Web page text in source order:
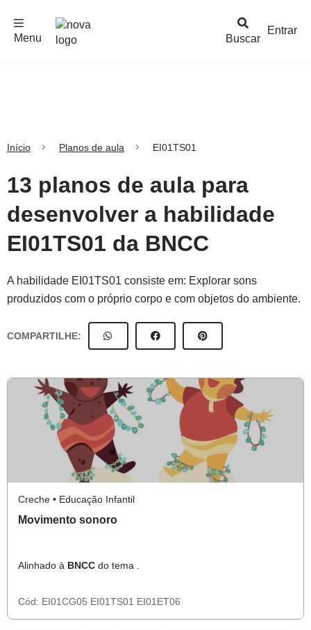
Buscar
Menu
Entrar
Início Planos de aula EI01TS01
13 planos de aula para
desenvolver a habilidade
EI01TS01 da BNCC
A habilidade EI01TS01 consiste em: Explorar sons
produzidos com o próprio corpo e com objetos do ambiente.
COMPARTILHE:
Creche • Educação Infantil
Movimento sonoro
Alinhado à BNCC do tema .
Cód: EI01CG05 EI01TS01 EI01ET06